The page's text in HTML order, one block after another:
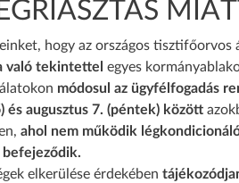
hogy az országos tisztifőorvos
való tekintettel egyes
módosul az ügyfélfogadás
és augusztus 7. (péntek) között
ahol nem működik
befejeződik.
elkerülése érdekében